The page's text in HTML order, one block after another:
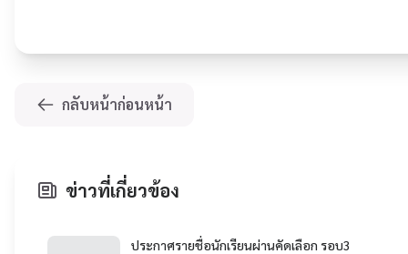
กลับหน้าก่อนหน้า
ข่าวที่เกี่ยวข้อง
ประกาศรายชื่อนักเรียนผ่านคัดเลือก รอบ3